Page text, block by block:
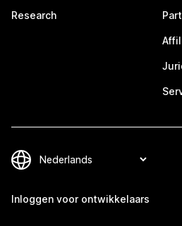
Research
Inloggen voor ontwikkelaars